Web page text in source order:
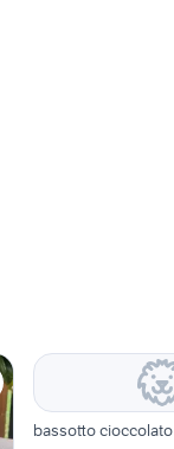
bassotto cioccolato